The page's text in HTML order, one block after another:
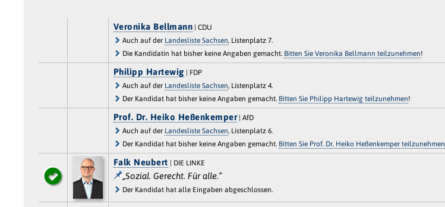
Veronika Bellmann | CDU
Auch auf der Landesliste Sachsen, Listenplatz 7.
Die Kandidatin hat bisher keine Angaben gemacht. Bitten Sie Veronika Bellmann teilzunehmen!
Philipp Hartewig | FDP
Auch auf der Landesliste Sachsen, Listenplatz 4.
Der Kandidat hat bisher keine Angaben gemacht. Bitten Sie Philipp Hartewig teilzunehmen!
Prof. Dr. Heiko Heßenkemper| AfD
Auch auf der Landesliste Sachsen, Listenplatz 6.
Der Kandidat hat bisher keine Angaben gemacht. Bitten Sie Prof. Dr. Heiko Heßenkemper teilzunehmen
Falk Neubert | DIE LINKE
„Sozial. Gerecht. Für alle.“
Der Kandidat hat alle Eingaben abgeschlossen.